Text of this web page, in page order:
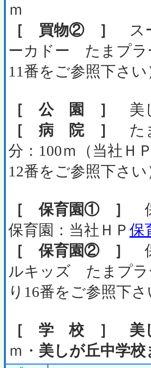
ｍ
［ 買物② ］
ス
ーカドー たまプラ
11番をご参照下さい
［ 公 園 ］
美
［ 病 院 ］
た
分：100ｍ（当社Ｈ
12番をご参照下さい
［ 保育園① ］
保育園：当社ＨＰ 保
［ 保育園② ］
ルキッズ たまプラ
り16番をご参照下さ
［ 学 校 ］
美
ｍ・ 美しが丘中学